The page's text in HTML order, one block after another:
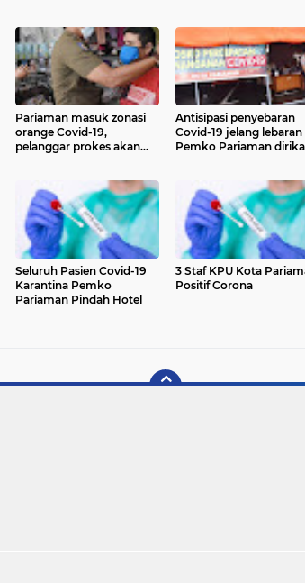
Pariaman masuk zonasi
orange Covid-19,
pelanggar prokes akan
Antisipasi penyebaran
Covid-19 jelang lebaran
Pemko Pariaman
Seluruh Pasien Covid-19
Karantina Pemko
Pariaman Pindah Hotel
3 Staf KPU Kota
Positif Corona